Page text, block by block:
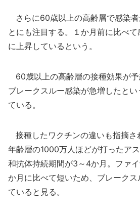
さらに60歳以上の高齢層で感染
とにも注目する。１か月前に比べ
に上昇しているという。
60歳以上の高齢層の接種効果が予
ブレークスルー感染が急増したとい
ている。
接種したワクチンの違いも指摘
年齢層の1000万人ほどが打ったア
和抗体持続期間が3～4か月。ファ
か月に比べて短いため、ブレーク
ていると見る。